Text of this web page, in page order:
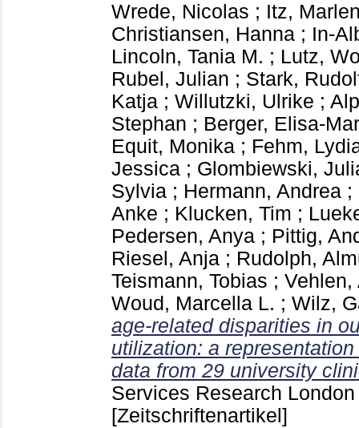
Wrede, Nicolas ; Itz,
Christiansen, Hanna ; In-
Lincoln, Tania M. ; Lutz,
Rubel, Julian ; Stark,
Katja ; Willutzki, Ulrike ;
Stephan ; Berger, Elisa-
Equit, Monika ; Fehm,
Jessica ; Glombiewski,
Sylvia ; Hermann, Andrea ;
Anke ; Klucken, Tim ;
Pedersen, Anya ; Pittig,
Riesel, Anja ; Rudolph,
Teismann, Tobias ; Vehlen,
Woud, Marcella L. ; Wilz,
age-related disparities in
utilization: a
data from 29 university
Services Research
[Zeitschriftenartikel]